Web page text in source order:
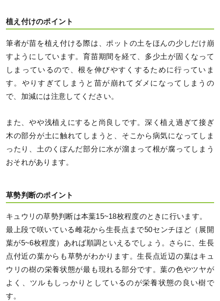
植え付けのポイント
筆者が苗を植え付ける際は、ポットの土をほんの少しだけ崩
すようにしています。育苗期間を経て、多少土が固くなって
しまっているので、根を伸びやすくするために行っていま
す。やりすぎてしまうと苗が崩れてダメになってしまうの
で、加減には注意してください。
また、やや浅植えにすると尚良しです。深く植え過ぎて接ぎ
木の部分が土に触れてしまうと、そこから病気になってしま
ったり、土のくぼんだ部分に水が溜まって根が腐ってしまう
おそれがあります。
草勢判断のポイント
キュウリの草勢判断は本葉15~18枚程度のときに行います。
最上段で咲いている雌花から生長点まで50センチほど（展開
葉が5~6枚程度）あれば順調といえるでしょう。さらに、生長
点付近の葉からも草勢がわかります。生長点近辺の葉はキュ
ウリの樹の栄養状態が最も現れる部分です。葉の色やツヤが
よく、ツルもしっかりとしているのが栄養状態の良い樹で
す。